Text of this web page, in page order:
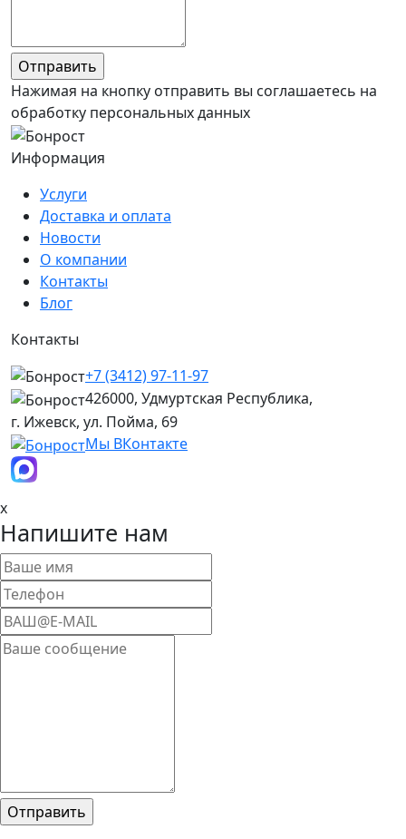
Нажимая на кнопку отправить вы соглашаетесь на
обработку персональных данных
Информация
Услуги
Доставка и оплата
Новости
О компании
Контакты
Блог
Контакты
+7 (3412) 97-11-97
426000, Удмуртская Республика,
г. Ижевск, ул. Пойма, 69
Мы ВКонтакте
x
Напишите нам